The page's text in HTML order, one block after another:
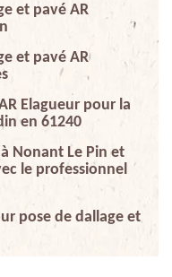
et pavé AR
et pavé AR
Elagueur pour la
en 61240
Nonant Le Pin et
le professionnel
pose de dallage et